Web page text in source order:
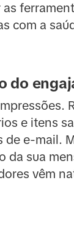
as
com a
do
e itens
de e-mail.
da sua
vêm